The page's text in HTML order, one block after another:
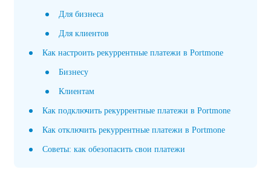
Для бизнеса
Для клиентов
Как настроить рекуррентные платежи в Portmone
Бизнесу
Клиентам
Как подключить рекуррентные платежи в Portmone
Как отключить рекуррентные платежи в Portmone
Советы: как обезопасить свои платежи